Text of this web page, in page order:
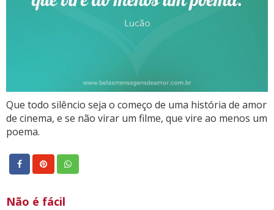
Que todo silêncio seja o começo de uma história de amor
de cinema, e se não virar um filme, que vire ao menos um
poema.
Não é fácil